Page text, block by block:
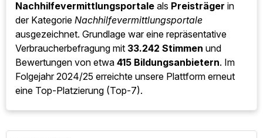
Nachhilfevermittlungsportale als Preisträger in
der Kategorie Nachhilfevermittlungsportale
ausgezeichnet. Grundlage war eine repräsentative
Verbraucherbefragung mit 33.242 Stimmen und
Bewertungen von etwa 415 Bildungsanbietern. Im
Folgejahr 2024/25 erreichte unsere Plattform erneut
eine Top-Platzierung (Top-7).